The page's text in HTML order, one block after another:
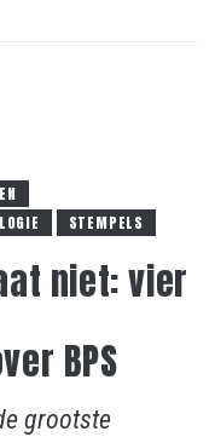
STEMPELS
niet: vier
BPS
grootste